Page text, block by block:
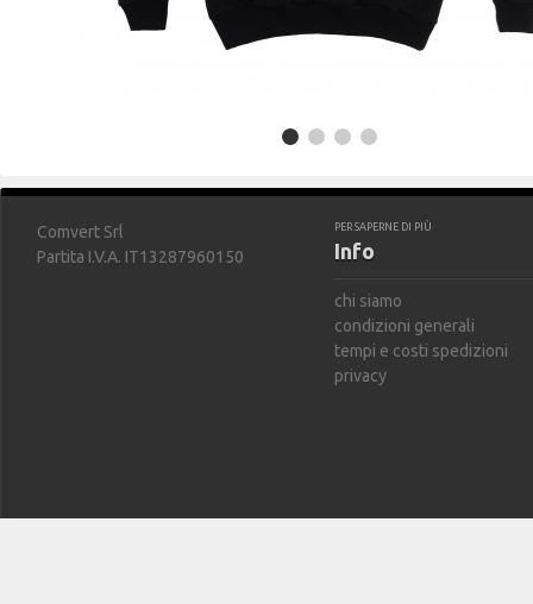
Comvert Srl
Partita I.V.A. IT13287960150
PER SAPERNE DI PIÙ
Info
chi siamo
condizioni generali
tempi e costi spedizioni
privacy